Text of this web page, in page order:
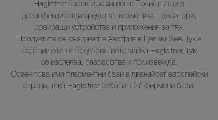
Hagleitner проектира хигиена: Почистващи и
дезинфекциращи средства, козметика – дозатори,
дозиращи устройства и приложения за тях.
Продуктите се създават в Австрия в Цел ам Зее. Тук е
седалището на предприятието майка Hagleitner, тук
се изследва, разработва и произвежда.
Освен това има пласментни бази в дванайсет европейски
страни, така Hagleitner работи в 27 фирмени бази.